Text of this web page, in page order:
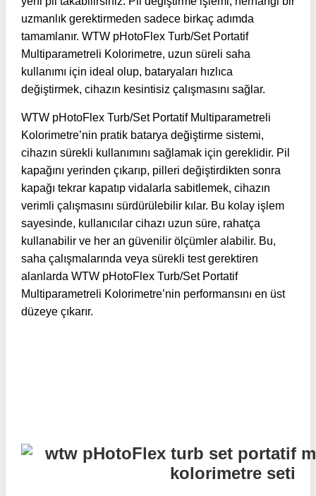
uzmanlık gerektirmeden sadece birkaç adımda
tamamlanır. WTW pHotoFlex Turb/Set Portatif
Multiparametreli Kolorimetre, uzun süreli saha
kullanımı için ideal olup, bataryaları hızlıca
değiştirmek, cihazın kesintisiz çalışmasını sağlar.
WTW pHotoFlex Turb/Set Portatif Multiparametreli
Kolorimetre’nin pratik batarya değiştirme sistemi,
cihazın sürekli kullanımını sağlamak için gereklidir. Pil
kapağını yerinden çıkarıp, pilleri değiştirdikten sonra
kapağı tekrar kapatıp vidalarla sabitlemek, cihazın
verimli çalışmasını sürdürülebilir kılar. Bu kolay işlem
sayesinde, kullanıcılar cihazı uzun süre, rahatça
kullanabilir ve her an güvenilir ölçümler alabilir. Bu,
saha çalışmalarında veya sürekli test gerektiren
alanlarda WTW pHotoFlex Turb/Set Portatif
Multiparametreli Kolorimetre’nin performansını en üst
düzeye çıkarır.